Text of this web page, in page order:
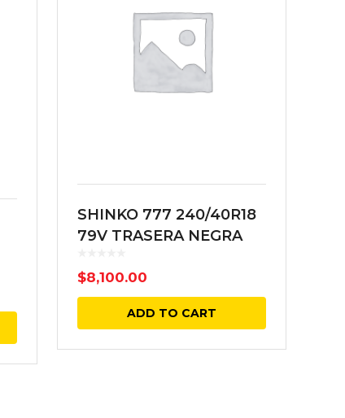
SHINKO 777 240/40R18
79V TRASERA NEGRA
$8,100.00
ADD TO CART